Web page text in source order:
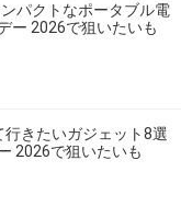
パクトなポータブル電
ー 2026で狙いたいも
きたいガジェット8選
2026で狙いたいも